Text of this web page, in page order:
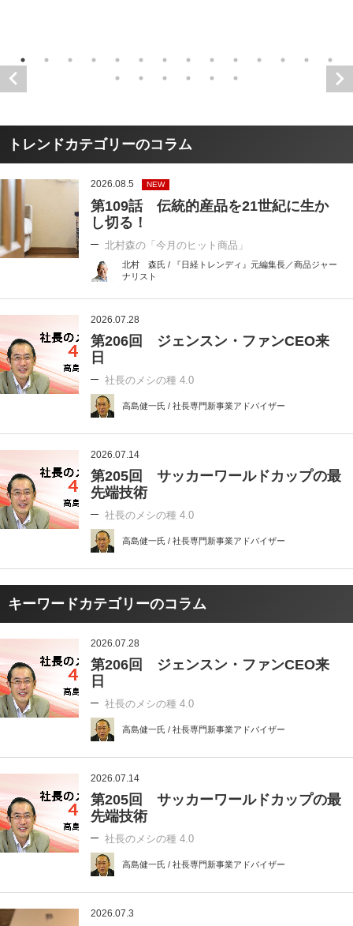
トレンドカテゴリーのコラム
2026.08.5 NEW
第109話 伝統的産品を21世紀に生か
し切る！
北村森の「今月のヒット商品」
北村 森氏 / 『日経トレンディ』元編集長／商品ジャー
ナリスト
2026.07.28
第206回 ジェンスン・ファンCEO来
日
社長のメシの種 4.0
高島健一氏 / 社長専門新事業アドバイザー
2026.07.14
第205回 サッカーワールドカップの最
先端技術
社長のメシの種 4.0
高島健一氏 / 社長専門新事業アドバイザー
キーワードカテゴリーのコラム
2026.07.28
第206回 ジェンスン・ファンCEO来
日
社長のメシの種 4.0
高島健一氏 / 社長専門新事業アドバイザー
2026.07.14
第205回 サッカーワールドカップの最
先端技術
社長のメシの種 4.0
高島健一氏 / 社長専門新事業アドバイザー
2026.07.3